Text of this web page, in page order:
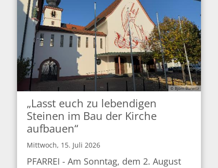
© Björn Burwitz
„Lasst euch zu lebendigen
Steinen im Bau der Kirche
aufbauen“
Mittwoch, 15. Juli 2026
PFARREI - Am Sonntag, dem 2. August